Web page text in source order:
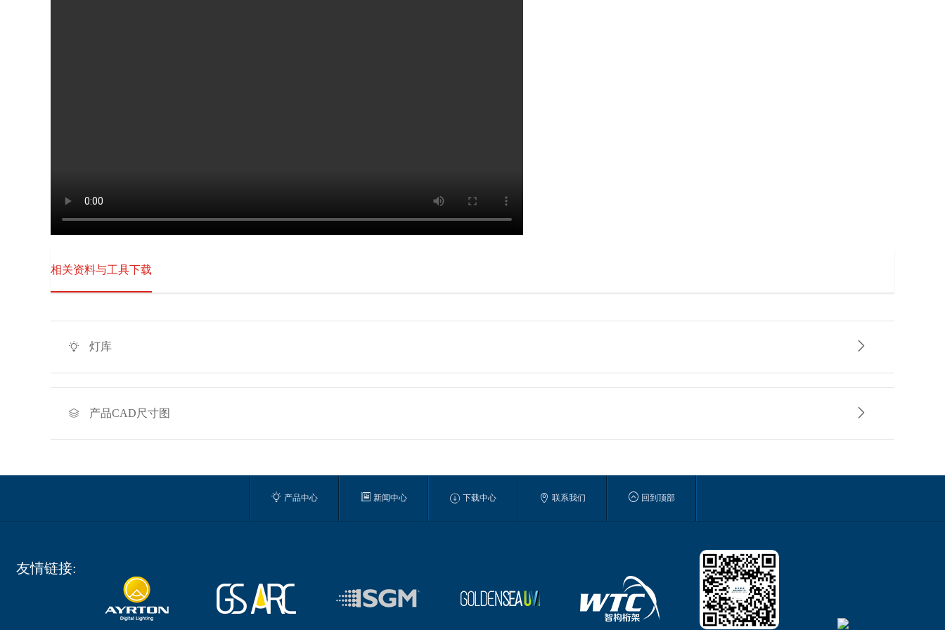
相关资料与工具下载
 灯库 
 产品CAD尺寸图 
 产品中心  新闻中心  下载中心  联系我们  回到顶部
友情链接: